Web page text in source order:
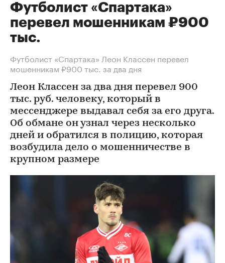
Футболист «Спартака»
перевел мошенникам ₽900
тыс.
Футболист «Спартака» Леон Классен перевел
мошенникам ₽900 тыс. за два дня
Леон Классен за два дня перевел 900
тыс. руб. человеку, который в
мессенджере выдавал себя за его друга.
Об обмане он узнал через несколько
дней и обратился в полицию, которая
возбудила дело о мошенничестве в
крупном размере